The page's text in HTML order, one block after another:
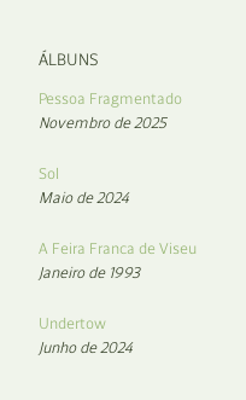
ÁLBUNS
Pessoa Fragmentado
Novembro de 2025
Sol
Maio de 2024
A Feira Franca de Viseu
Janeiro de 1993
Undertow
Junho de 2024